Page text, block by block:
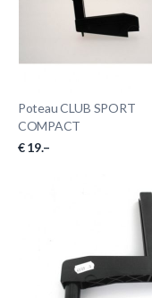
Poteau CLUB SPORT
COMPACT
€ 19.–